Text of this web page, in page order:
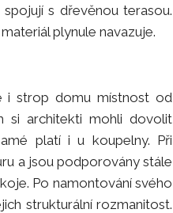
s dřevěnou terasou.
plynule navazuje.
i strop domu místnost od
si architekti mohli dovolit
platí i u koupelny. Při
a jsou podporovány stále
Po namontování svého
strukturální rozmanitost.